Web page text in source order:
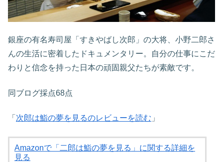
銀座の有名寿司屋「すきやばし次郎」の大将、小野二郎さ
んの生活に密着したドキュメンタリー。自分の仕事にこだ
わりと信念を持った日本の頑固親父たちが素敵です。
同ブログ採点68点
「 次郎は鮨の夢を見るのレビューを読む 」
Amazonで「二郎は鮨の夢を見る」に関する詳細を
見る